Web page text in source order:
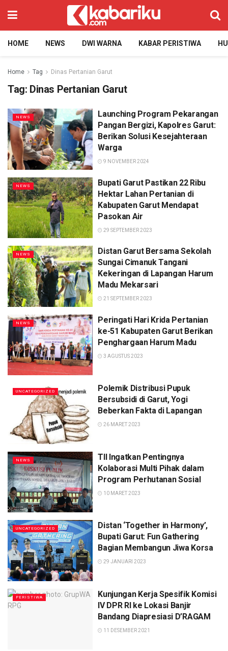
HOME NEWS DWI WARNA KABAR PERISTIWA
Home Tag Dinas Pertanian Garut
Tag: Dinas Pertanian Garut
NEWS
Launching Program Pekarangan
Pangan Bergizi, Kapolres Garut:
Berikan Solusi Kesejahteraan
Warga
9 NOVEMBER 2024
NEWS
Bupati Garut Pastikan 22 Ribu
Hektar Lahan Pertanian di
Kabupaten Garut Mendapat
Pasokan Air
29 SEPTEMBER 2023
NEWS
Distan Garut Bersama Sekolah
Sungai Cimanuk Tangani
Kekeringan di Lapangan Harum
Madu Mekarsari
21 SEPTEMBER 2023
NEWS
Peringati Hari Krida Pertanian
ke-51 Kabupaten Garut Berikan
Penghargaan Harum Madu
3 AGUSTUS 2023
UNCATEGORIZED
Polemik Distribusi Pupuk
Bersubsidi di Garut, Yogi
Beberkan Fakta di Lapangan
26 MARET 2023
NEWS
TII Ingatkan Pentingnya
Kolaborasi Multi Pihak dalam
Program Perhutanan Sosial
10 MARET 2023
UNCATEGORIZED
Distan ‘Together in Harmony’,
Bupati Garut: Fun Gathering
Bagian Membangun Jiwa Korsa
29 JANUARI 2023
PERISTIWA
Kunjungan Kerja Spesifik Komisi
IV DPR RI ke Lokasi Banjir
Bandang Diapresiasi D’RAGAM
11 DESEMBER 2021